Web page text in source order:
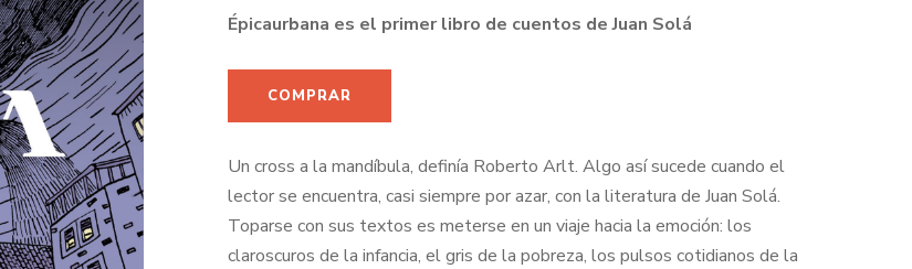
Épicaurbana es el primer libro de cuentos de Juan Solá
Un cross a la mandíbula, definía Roberto Arlt. Algo así sucede cuando el
lector se encuentra, casi siempre por azar, con la literatura de Juan Solá.
Toparse con sus textos es meterse en un viaje hacia la emoción: los
claroscuros de la infancia, el gris de la pobreza, los pulsos cotidianos de la